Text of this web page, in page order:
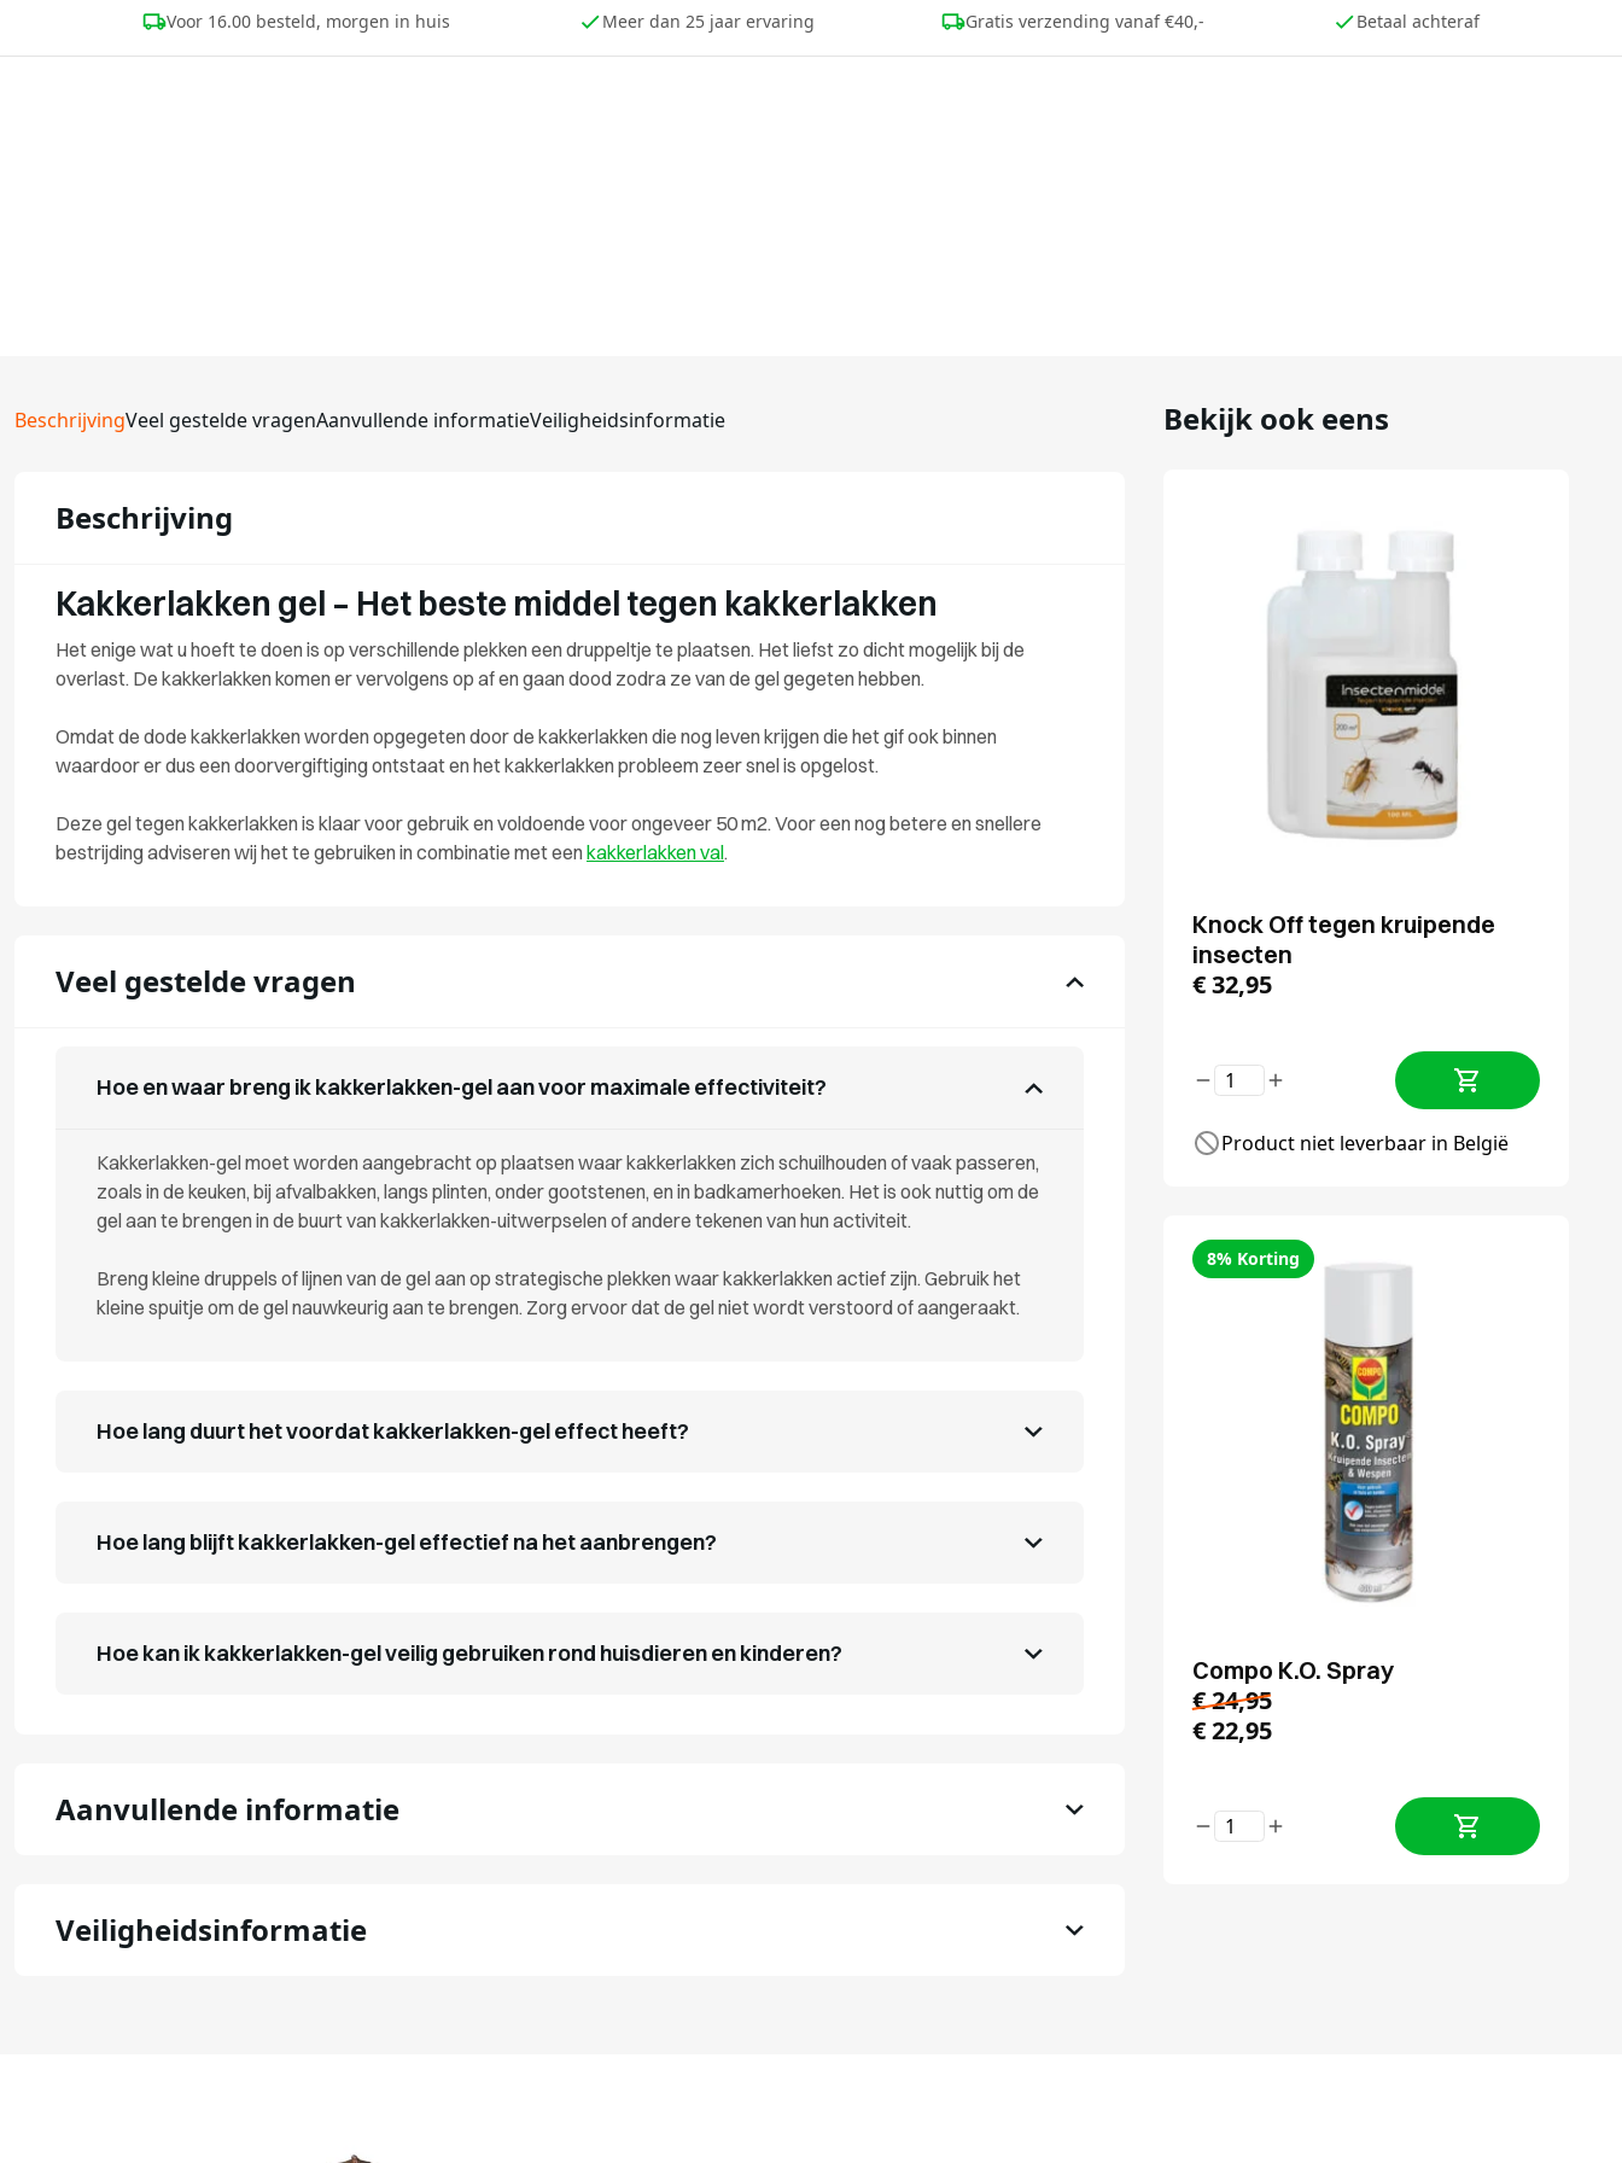
Voor 16.00 besteld, morgen in huis Meer dan 25 jaar ervaring Gratis verzending vanaf €40,- Betaal achteraf
BeschrijvingVeel gestelde vragenAanvullende informatieVeiligheidsinformatie
Beschrijving
Kakkerlakken gel – Het beste middel tegen kakkerlakken
Het enige wat u hoeft te doen is op verschillende plekken een druppeltje te plaatsen. Het liefst zo dicht mogelijk bij de
overlast. De kakkerlakken komen er vervolgens op af en gaan dood zodra ze van de gel gegeten hebben.
Omdat de dode kakkerlakken worden opgegeten door de kakkerlakken die nog leven krijgen die het gif ook binnen
waardoor er dus een doorvergiftiging ontstaat en het kakkerlakken probleem zeer snel is opgelost.
Deze gel tegen kakkerlakken is klaar voor gebruik en voldoende voor ongeveer 50 m2. Voor een nog betere en snellere
bestrijding adviseren wij het te gebruiken in combinatie met een kakkerlakken val.
Veel gestelde vragen
Hoe en waar breng ik kakkerlakken-gel aan voor maximale effectiviteit?
Kakkerlakken-gel moet worden aangebracht op plaatsen waar kakkerlakken zich schuilhouden of vaak passeren,
zoals in de keuken, bij afvalbakken, langs plinten, onder gootstenen, en in badkamerhoeken. Het is ook nuttig om de
gel aan te brengen in de buurt van kakkerlakken-uitwerpselen of andere tekenen van hun activiteit.
Breng kleine druppels of lijnen van de gel aan op strategische plekken waar kakkerlakken actief zijn. Gebruik het
kleine spuitje om de gel nauwkeurig aan te brengen. Zorg ervoor dat de gel niet wordt verstoord of aangeraakt.
Hoe lang duurt het voordat kakkerlakken-gel effect heeft?
Hoe lang blijft kakkerlakken-gel effectief na het aanbrengen?
Hoe kan ik kakkerlakken-gel veilig gebruiken rond huisdieren en kinderen?
Aanvullende informatie
Veiligheidsinformatie
Bekijk ook eens
Knock Off tegen kruipende
insecten
€32,95
Product niet leverbaar in België
8% Korting
Compo K.O. Spray
€24,95
€22,95